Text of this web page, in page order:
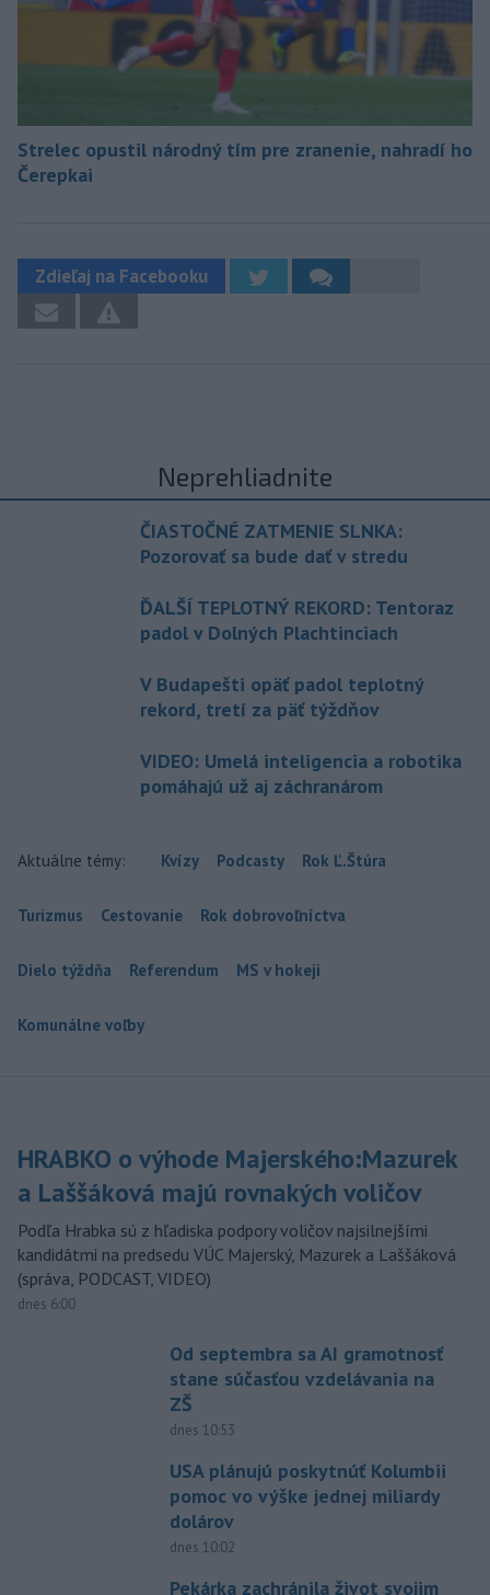
Strelec opustil národný tím pre zranenie, nahradí ho
Čerepkai
Zdieľaj na Facebooku
Neprehliadnite
ČIASTOČNÉ ZATMENIE SLNKA:
Pozorovať sa bude dať v stredu
ĎALŠÍ TEPLOTNÝ REKORD: Tentoraz
padol v Dolných Plachtinciach
V Budapešti opäť padol teplotný
rekord, tretí za päť týždňov
VIDEO: Umelá inteligencia a robotika
pomáhajú už aj záchranárom
Aktuálne témy: Kvízy Podcasty Rok Ľ.Štúra
Turizmus Cestovanie Rok dobrovoľníctva
Dielo týždňa Referendum MS v hokeji
Komunálne voľby
HRABKO o výhode Majerského:Mazurek
a Laššáková majú rovnakých voličov
Podľa Hrabka sú z hľadiska podpory voličov najsilnejšími
kandidátmi na predsedu VÚC Majerský, Mazurek a Laššáková
(správa, PODCAST, VIDEO)
dnes 6:00
Od septembra sa AI gramotnosť
stane súčasťou vzdelávania na
ZŠ
dnes 10:53
USA plánujú poskytnúť Kolumbii
pomoc vo výške jednej miliardy
dolárov
dnes 10:02
Pekárka zachránila život svojim